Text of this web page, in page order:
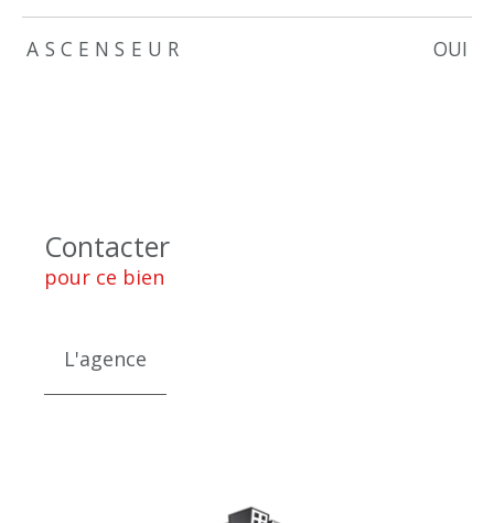
ASCENSEUR OUI
Contacter
pour ce bien
L'agence